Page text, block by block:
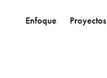
Enfoque Proyectos